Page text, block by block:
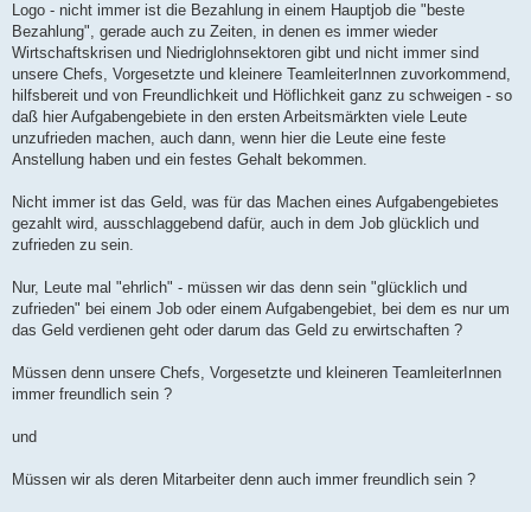
Logo - nicht immer ist die Bezahlung in einem Hauptjob die "beste
Bezahlung", gerade auch zu Zeiten, in denen es immer wieder
Wirtschaftskrisen und Niedriglohnsektoren gibt und nicht immer sind
unsere Chefs, Vorgesetzte und kleinere TeamleiterInnen zuvorkommend,
hilfsbereit und von Freundlichkeit und Höflichkeit ganz zu schweigen - so
daß hier Aufgabengebiete in den ersten Arbeitsmärkten viele Leute
unzufrieden machen, auch dann, wenn hier die Leute eine feste
Anstellung haben und ein festes Gehalt bekommen.
Nicht immer ist das Geld, was für das Machen eines Aufgabengebietes
gezahlt wird, ausschlaggebend dafür, auch in dem Job glücklich und
zufrieden zu sein.
Nur, Leute mal "ehrlich" - müssen wir das denn sein "glücklich und
zufrieden" bei einem Job oder einem Aufgabengebiet, bei dem es nur um
das Geld verdienen geht oder darum das Geld zu erwirtschaften ?
Müssen denn unsere Chefs, Vorgesetzte und kleineren TeamleiterInnen
immer freundlich sein ?
und
Müssen wir als deren Mitarbeiter denn auch immer freundlich sein ?